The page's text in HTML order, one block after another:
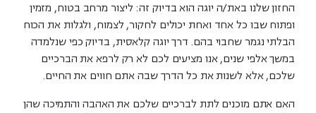
החזון שלנו באת/ה יוגה הוא בדיוק זה: ליצור מרחב בטוח, מזמין
ופתוח שבו כל אחד ואחת יכולים לחקור, לצמוח, ולגלות את הכוח
הבלתי נגמר שחבוי בהם. דרך יוגה קלאסית, בדיוק כפי שנלמדה
במשך אלפי שנים, אנו מציעים לכם לא רק לרפא את הברכיים
שלכם, אלא לשנות את כל הדרך שבה אתם חווים את החיים.
האם אתם מוכנים לתת לברכיים שלכם את האהבה והתמיכה שהן